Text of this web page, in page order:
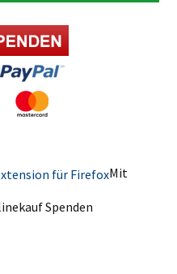
Mit
Spenden